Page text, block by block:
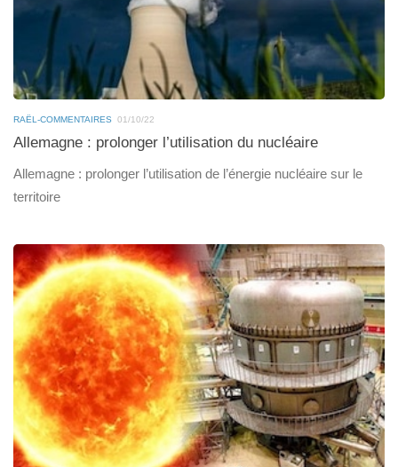
RAËL-COMMENTAIRES 01/10/22
Allemagne : prolonger l’utilisation du nucléaire
Allemagne : prolonger l’utilisation de l’énergie nucléaire sur le
territoire